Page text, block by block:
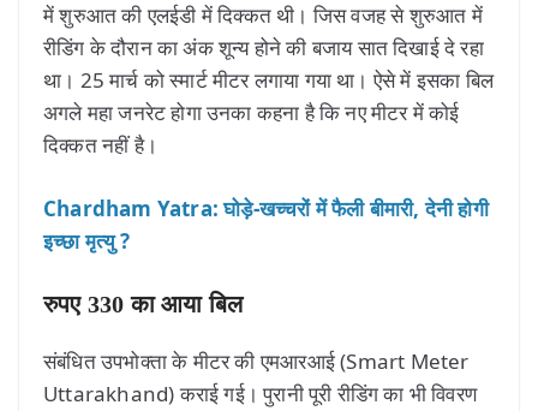
में शुरुआत की एलईडी में दिक्कत थी। जिस वजह से शुरुआत में
रीडिंग के दौरान का अंक शून्य होने की बजाय सात दिखाई दे रहा
था। 25 मार्च को स्मार्ट मीटर लगाया गया था। ऐसे में इसका बिल
अगले महा जनरेट होगा उनका कहना है कि नए मीटर में कोई
दिक्कत नहीं है।
Chardham Yatra: घोड़े-खच्चरों में फैली बीमारी, देनी होगी
इच्छा मृत्यु ?
रुपए 330 का आया बिल
संबंधित उपभोक्ता के मीटर की एमआरआई (Smart Meter
Uttarakhand) कराई गई। पुरानी पूरी रीडिंग का भी विवरण